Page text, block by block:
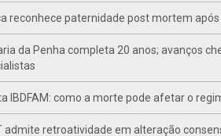
reconhece paternidade post mortem
da Penha completa 20 anos; avanços
IBDFAM: como a morte pode afetar o
admite retroatividade em alteração